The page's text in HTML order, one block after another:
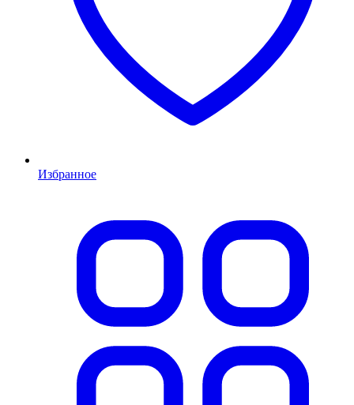
Избранное